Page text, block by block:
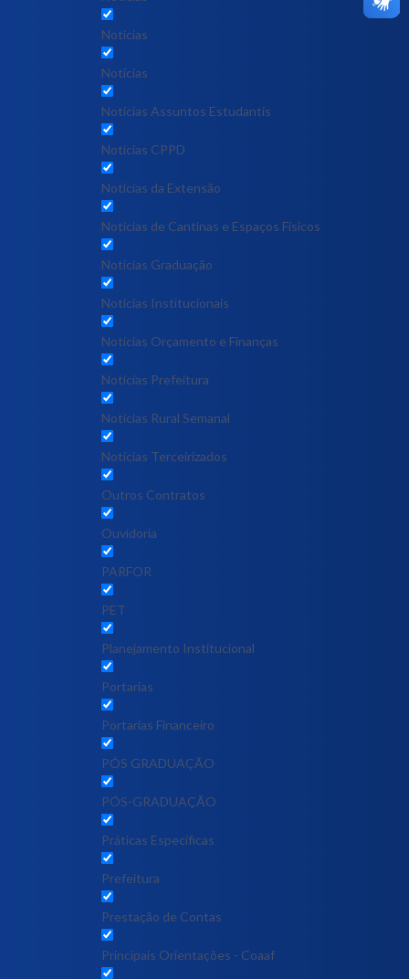
Notícias
Notícias
Notícias Assuntos Estudantis
Notícias CPPD
Notícias da Extensão
Notícias de Cantinas e Espaços Físicos
Notícias Graduação
Notícias Institucionais
Notícias Orçamento e Finanças
Notícias Prefeitura
Notícias Rural Semanal
Notícias Terceirizados
Outros Contratos
Ouvidoria
PARFOR
PET
Planejamento Institucional
Portarias
Portarias Financeiro
PÓS GRADUAÇÃO
PÓS-GRADUAÇÃO
Práticas Específicas
Prefeitura
Prestação de Contas
Principais Orientações - Coaaf